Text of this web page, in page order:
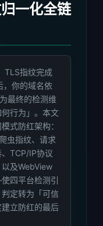
一化全链
TLS指纹完成
，你的域名依
最终的检测维
行为」。本文
式防红架构：
虫指纹、请求
TCP/IP协议
及WebView
四平台检测引
定转为「可信
立防红的最后